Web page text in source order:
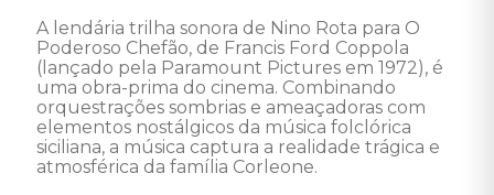
A lendária trilha sonora de Nino Rota para O
Poderoso Chefão, de Francis Ford Coppola
(lançado pela Paramount Pictures em 1972), é
uma obra-prima do cinema. Combinando
orquestrações sombrias e ameaçadoras com
elementos nostálgicos da música folclórica
siciliana, a música captura a realidade trágica e
atmosférica da família Corleone.